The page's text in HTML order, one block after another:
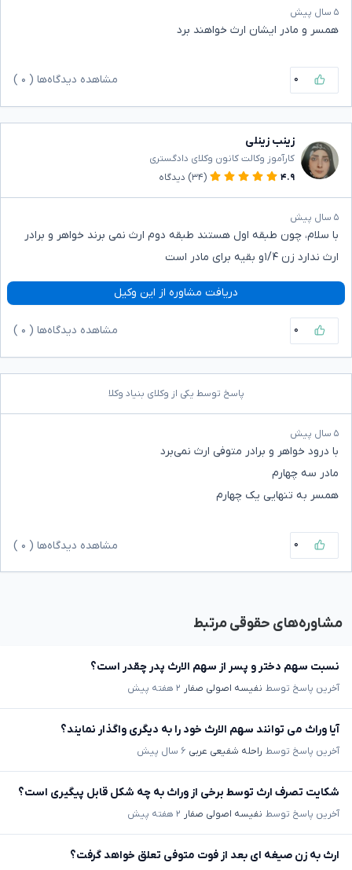
۵ سال پیش
همسر و مادر ایشان ارث خواهند برد
۰ مشاهده دیدگاه‌ها ( ۰
زینب زینلی
کارآموز وکالت کانون وکلای دادگستری
۴.۹
(۳۴) دیدگاه
۵ سال پیش
با سلام، چون طبقه اول هستند طبقه دوم ارث نمی برند خواهر و برادر
ارث ندارد زن ۱/۴و بقیه برای مادر است
دریافت مشاوره از این وکیل
۰ مشاهده دیدگاه‌ها ( ۰
پاسخ توسط یکی از وکلای بنیاد وکلا
۵ سال پیش
با درود خواهر و برادر متوفی ارث نمی‌برد
مادر سه چهارم
همسر به تنهایی یک چهارم
۰ مشاهده دیدگاه‌ها ( ۰
مشاوره‌های حقوقی مرتبط
نسبت سهم دختر و پسر از سهم الارث پدر چقدر است؟
آخرین پاسخ توسط نفیسه اصولی صفار ۲ هفته پیش
آیا وراث می توانند سهم الارث خود را به دیگری واگذار نمایند؟
آخرین پاسخ توسط راحله شفیعی عربی ۶ سال پیش
شکایت تصرف ارث توسط برخی از وراث به چه شکل قابل پیگیری است؟
آخرین پاسخ توسط نفیسه اصولی صفار ۲ هفته پیش
ارث به زن صیغه ای بعد از فوت متوفی تعلق خواهد گرفت؟